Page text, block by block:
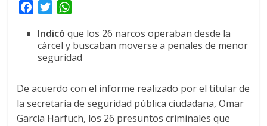
e
b
o
k
T
i
t
t
r
a
t
s
p
p
Indicóque los 26 narcos operaban desde la
cárcel y buscaban moverse a penales de menor
seguridad
De acuerdo con el informe realizado por el titular de
la secretaría de seguridad pública ciudadana, Omar
García Harfuch, los 26 presuntos criminales que